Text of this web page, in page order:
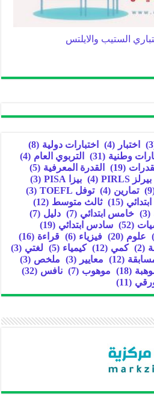
الستيب والايلتس
اختبار (4) اختبارات دولية (8)
وطنية (31) التربوي العام (4)
(19) القدرة المعرفية (5)
بيرلز PIRLS (4) بيزا PISA
(3)
تمارين (4) توفل TOEFL
(3)
(15) ثالث متوسط (12)
(3) خامس ابتدائي (7) دليل (7)
(52) سادس ابتدائي (19)
علوم (20) فيزياء (6) قراءة (16)
(2) كمي (12) كيمياء (5) لغتي (3)
(12) معايير (3) ملخص (3)
(18) موهوب (7) نافس (32)
(11)